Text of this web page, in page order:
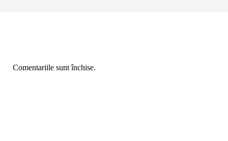
Comentariile sunt închise.